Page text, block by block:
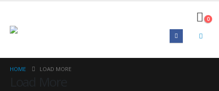
0
HOME LOAD MORE